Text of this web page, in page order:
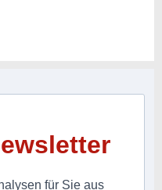
für Sie aus